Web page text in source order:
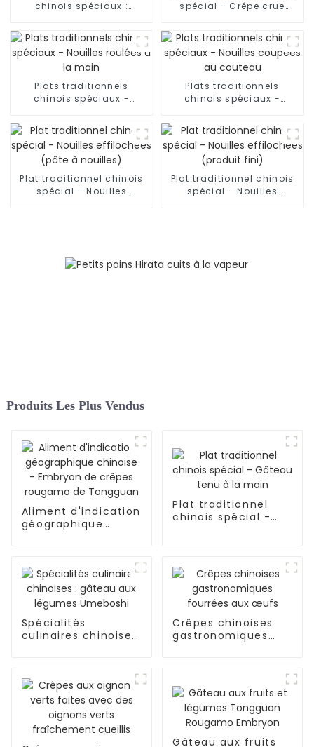
chinois spéciaux :
spécial - Crêpe crue
mouton
Plats traditionnels
chinois spéciaux -
main
Plats traditionnels
chinois spéciaux -
couteau
Plat traditionnel chinois
spécial - Nouilles
Plat traditionnel chinois
spécial - Nouilles
Produits Les Plus Vendus
Aliment d'indication
géographique
Plat traditionnel
chinois spécial -
Spécialités
culinaires chinoises
Crêpes chinoises
gastronomiques
Gâteau aux fruits